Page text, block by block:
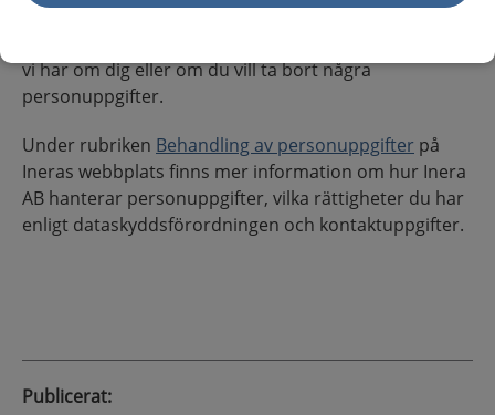
vi har om dig eller om du vill ta bort några
personuppgifter.
Under rubriken Behandling av personuppgifter på
Ineras webbplats finns mer information om hur Inera
AB hanterar personuppgifter, vilka rättigheter du har
enligt dataskyddsförordningen och kontaktuppgifter.
Publicerat: